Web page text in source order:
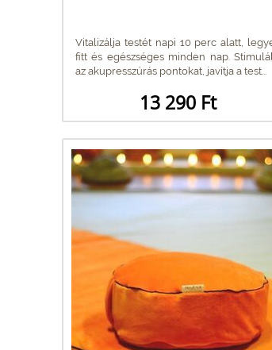
Vitalizálja testét napi 10 perc alatt,
fitt és egészséges minden nap.
az akupresszúrás pontokat, javítja a test...
13 290 Ft